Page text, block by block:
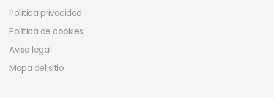
Política privacidad
Política de cookies
Aviso legal
Mapa del sitio